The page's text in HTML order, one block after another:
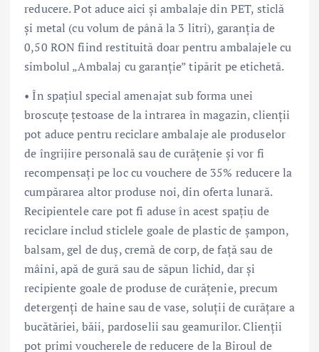
reducere. Pot aduce aici și ambalaje din PET, sticlă
și metal (cu volum de până la 3 litri), garanția de
0,50 RON fiind restituită doar pentru ambalajele cu
simbolul „Ambalaj cu garanție” tipărit pe etichetă.
• În spațiul special amenajat sub forma unei
broscuțe țestoase de la intrarea în magazin, clienții
pot aduce pentru reciclare ambalaje ale produselor
de îngrijire personală sau de curățenie și vor fi
recompensați pe loc cu vouchere de 35% reducere la
cumpărarea altor produse noi, din oferta lunară.
Recipientele care pot fi aduse în acest spațiu de
reciclare includ sticlele goale de plastic de șampon,
balsam, gel de duș, cremă de corp, de față sau de
mâini, apă de gură sau de săpun lichid, dar și
recipiente goale de produse de curățenie, precum
detergenți de haine sau de vase, soluții de curățare a
bucătăriei, băii, pardoselii sau geamurilor. Clienții
pot primi voucherele de reducere de la Biroul de